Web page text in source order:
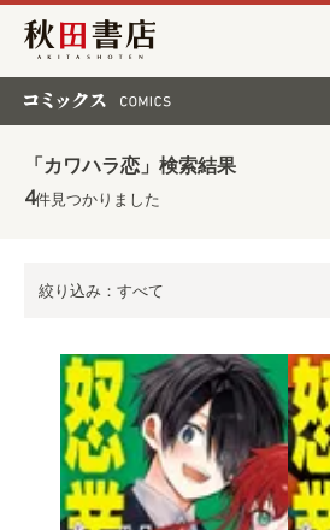
秋田書店
「カワハラ恋」検索結果
4件見つかりました
絞り込み：すべて